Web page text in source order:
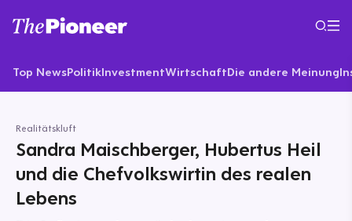
Top NewsPolitikInvestmentWirtschaftDie andere Meinung
Realitätskluft
Sandra Maischberger, Hubertus Heil
und die Chefvolkswirtin des realen
Lebens